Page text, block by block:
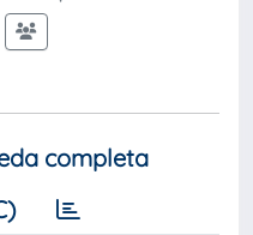
completa